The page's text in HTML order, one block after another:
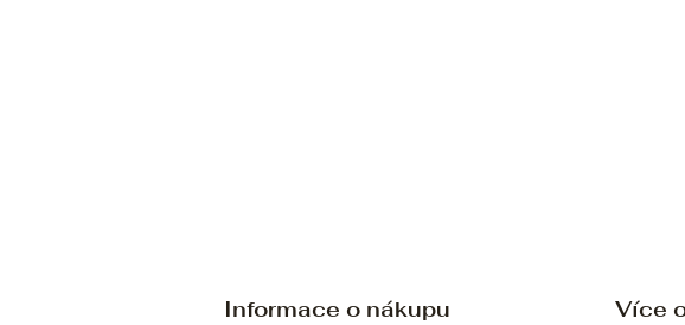
Informace o nákupu Více